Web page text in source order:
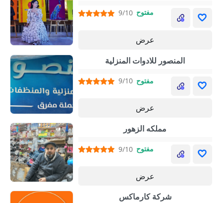
9/10 مفتوح
عرض
المنصور للادوات المنزلية
9/10 مفتوح
عرض
مملكه الزهور
9/10 مفتوح
عرض
شركة كارماكس